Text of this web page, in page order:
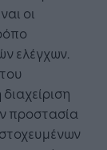
οι
ελέγχων.
προστασία